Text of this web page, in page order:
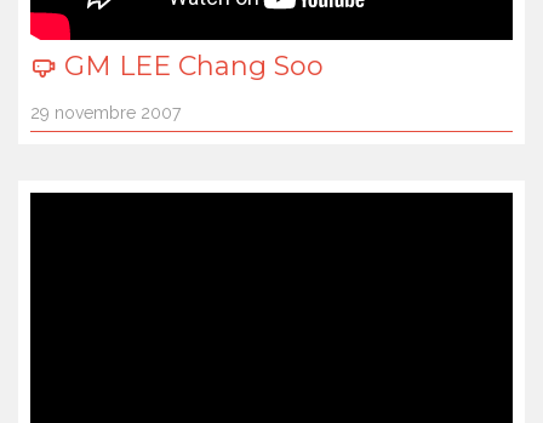
GM LEE Chang Soo
29 novembre 2007